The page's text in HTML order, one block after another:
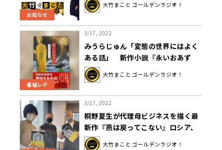
お知らせ
大竹まこと ゴールデンラジオ！
番組レポ
3/17, 2022
みうらじゅん「変態の世界にはよく
ある話」 新作小説『永いおあず
け』の見どころは？
大竹まこと ゴールデンラジオ！
3/17, 2022
桐野夏生が代理母ビジネスを描く最
新作『燕は戻ってこない』ロシア、
ウクライナとの関係は？
大竹まこと ゴールデンラジオ！